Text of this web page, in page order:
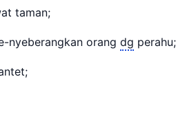
taman;
nyeberangkan orang dg perahu;